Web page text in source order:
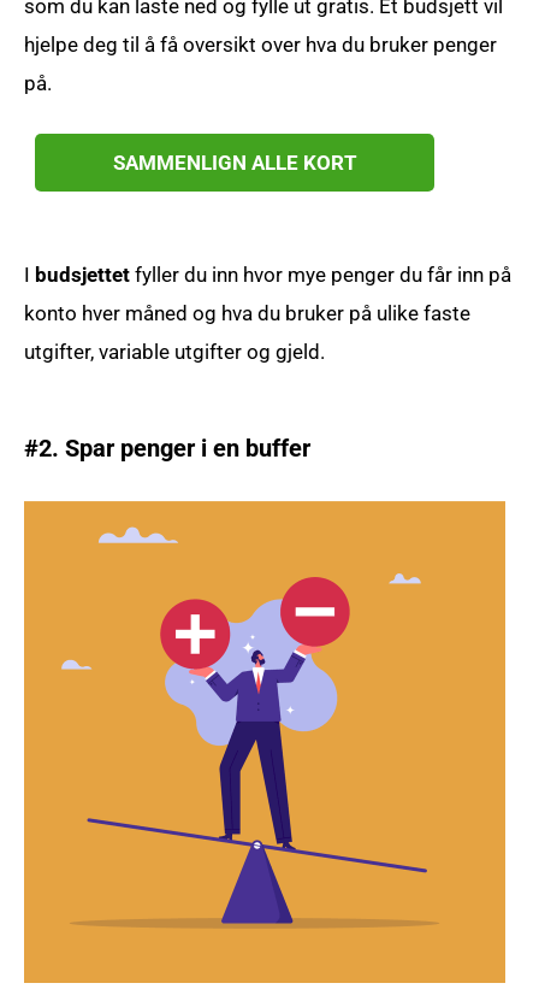
som du kan laste ned og fylle ut gratis. Et budsjett vil
hjelpe deg til å få oversikt over hva du bruker penger
på.
SAMMENLIGN ALLE KORT
I budsjettet fyller du inn hvor mye penger du får inn på
konto hver måned og hva du bruker på ulike faste
utgifter, variable utgifter og gjeld.
#2. Spar penger i en buffer